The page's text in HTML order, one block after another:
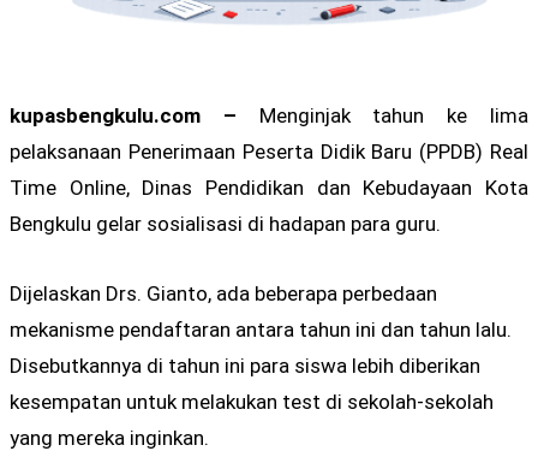
kupasbengkulu.com – Menginjak tahun ke lima
pelaksanaan Penerimaan Peserta Didik Baru (PPDB) Real
Time Online, Dinas Pendidikan dan Kebudayaan Kota
Bengkulu gelar sosialisasi di hadapan para guru.
Dijelaskan Drs. Gianto, ada beberapa perbedaan
mekanisme pendaftaran antara tahun ini dan tahun lalu.
Disebutkannya di tahun ini para siswa lebih diberikan
kesempatan untuk melakukan test di sekolah-sekolah
yang mereka inginkan.